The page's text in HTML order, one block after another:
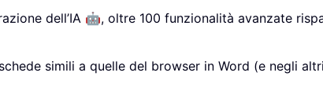
dell’IA 🤖, oltre 100 funzionalità avanzate
simili a quelle del browser in Word (e negli